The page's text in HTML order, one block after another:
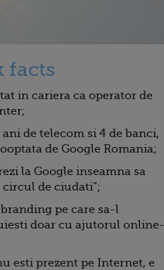
facts
in cariera ca operator de
ani de telecom si 4 de banci,
de Google Romania;
la Google inseamna sa
de ciudati”;
branding pe care sa-l
doar cu ajutorul online-
esti prezent pe Internet, e